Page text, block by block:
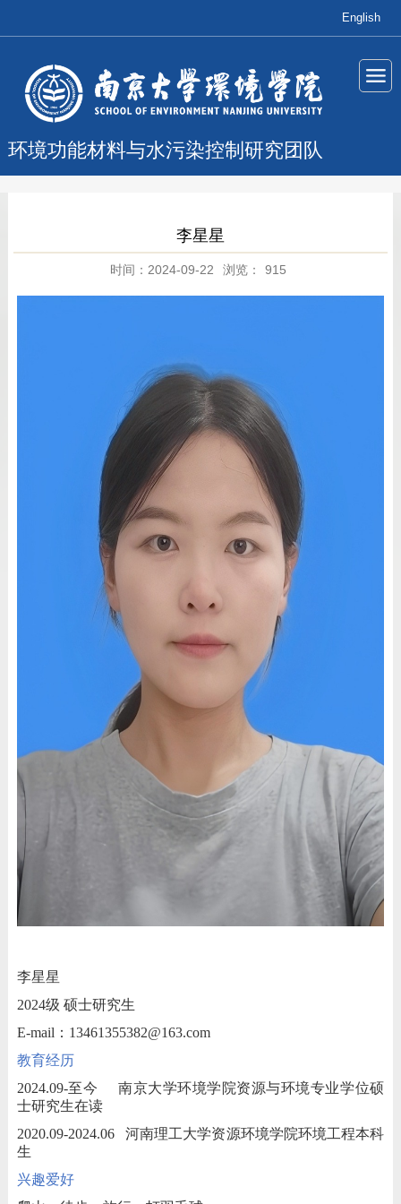
English
环境功能材料与水污染控制研究团队
李星星
时间：2024-09-22 浏览： 915
李星星
2024级 硕士研究生
E-mail ： 13461355382@163.com
教育经历
2024.09-至今
南京大学环境学院资源与环境专业学位硕
士研究生在读
2020.09-2024.06
河南理工大学资源环境学院环境工程本科
生
兴趣爱好